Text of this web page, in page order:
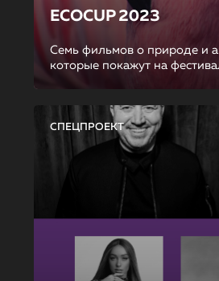
ECOCUP 2023
Семь фильмов о природе и
которые покажут на
СПЕЦПРОЕКТ